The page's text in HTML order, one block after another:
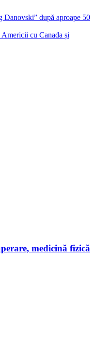
Danovski” după aproape 50
cu Canada și
medicină fizică